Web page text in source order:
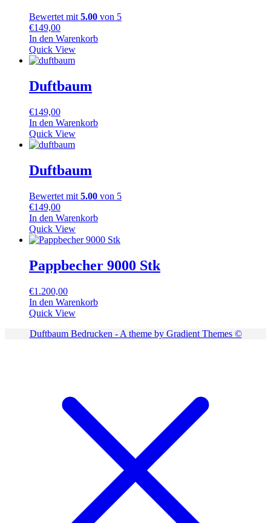
Bewertet mit5.00 von 5
€149,00
In den Warenkorb
Quick View
Duftbaum
€149,00
In den Warenkorb
Quick View
Duftbaum
Bewertet mit 5.00 von 5
€149,00
In den Warenkorb
Quick View
Pappbecher 9000 Stk
€1.200,00
In den Warenkorb
Quick View
Duftbaum Bedrucken - A theme by Gradient Themes ©